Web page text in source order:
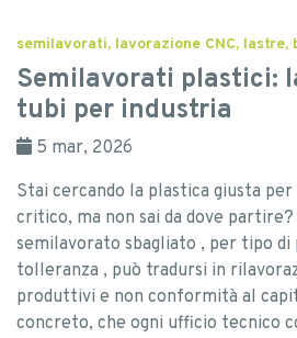
semilavorati, lavorazione CNC, lastre,
Semilavorati plastici:
tubi per industria
5 mar, 2026
Stai cercando la plastica giusta
critico, ma non sai da dove
semilavorato sbagliato , per tipo
tolleranza , può tradursi in
produttivi e non conformità al
concreto, che ogni ufficio tecnico